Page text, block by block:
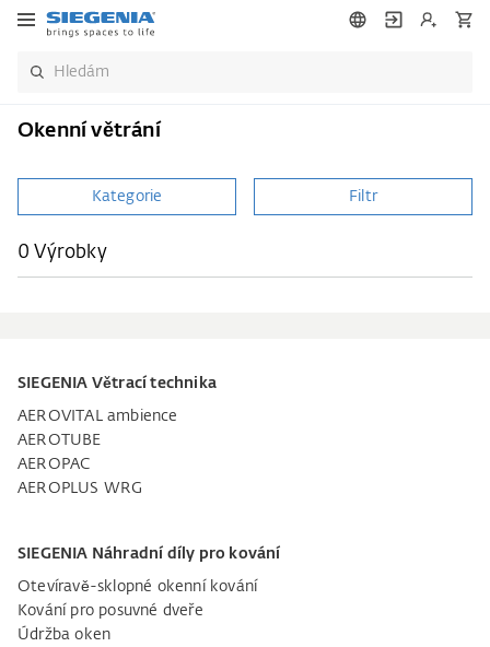
Okenní větrání
Kategorie Filtr
0 Výrobky
SIEGENIA Větrací technika
AEROVITAL ambience
AEROTUBE
AEROPAC
AEROPLUS WRG
SIEGENIA Náhradní díly pro kování
Otevíravě-sklopné okenní kování
Kování pro posuvné dveře
Údržba oken